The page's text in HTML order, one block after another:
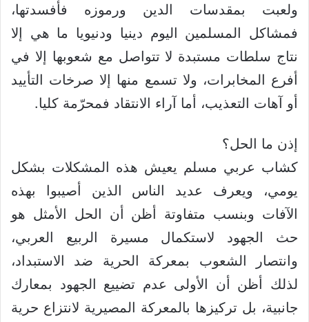
ولعبت بمقدسات الدين ورموزه فأفسدتها،
فمشاكل المسلمين اليوم دينيا ودنيويا ما هي إلا
نتاج سلطات مستبدة لا تتواصل مع شعوبها إلا في
أفرع المخابرات، ولا تسمع منها إلا صرخات التأييد
أو آهات التعذيب، أما آراء الانتقاد فمحرّمة كليا.
إذن ما الحل؟
كشاب عربي مسلم يعيش هذه المشكلات بشكل
يومي، ويعرف عديد الناس الذين أصيبوا بهذه
الآفات وبنسب متفاوتة أظن أن الحل الأمثل هو
حث الجهود لاستكمال مسيرة الربيع العربي،
وانتصار الشعوب بمعركة الحرية ضد الاستبداد،
لذلك أظن أن الأولى عدم تضييع الجهود بمعارك
جانبية، بل تركيزها بالمعركة المصيرية لانتزاع حرية